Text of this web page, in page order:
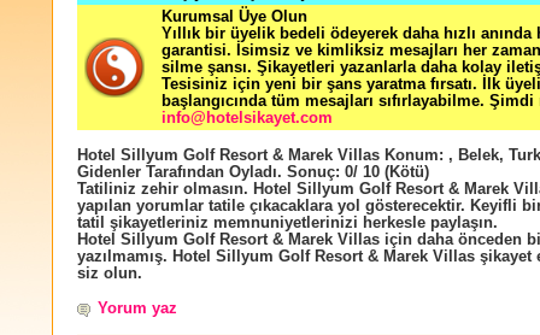
Kurumsal Üye Olun
Yıllık bir üyelik bedeli ödeyerek daha hızlı
garantisi. İsimsiz ve kimliksiz mesajları her zaman
silme şansı. Şikayetleri yazanlarla daha kolay
Tesisiniz için yeni bir şans yaratma fırsatı. İlk
başlangıcında tüm mesajları sıfırlayabilme. Şimdi
info@hotelsikayet.com
Hotel Sillyum Golf Resort & Marek Villas Konum: , Belek,
Gidenler Tarafından Oyladı. Sonuç: 0/ 10 (Kötü)
Tatiliniz zehir olmasın. Hotel Sillyum Golf Resort & Marek
yapılan yorumlar tatile çıkacaklara yol gösterecektir. Keyifli
tatil şikayetleriniz memnuniyetlerinizi herkesle paylaşın.
Hotel Sillyum Golf Resort & Marek Villas için daha önceden
yazılmamış. Hotel Sillyum Golf Resort & Marek Villas
siz olun.
Yorum yaz